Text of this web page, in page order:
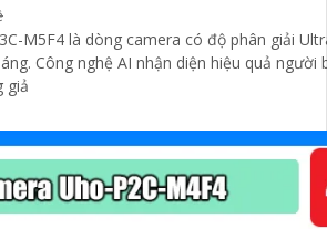
M5F4 là dòng camera có độ phân giải
Công nghệ AI nhận diện hiệu quả người
giả